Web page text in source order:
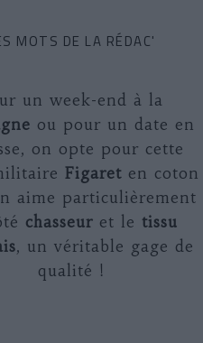
MOTS DE LA RÉDAC'
un week-end à la
ou pour un date en
on opte pour cette
Figaret en coton
aime particulièrement
chasseur et le tissu
, un véritable gage de
qualité !